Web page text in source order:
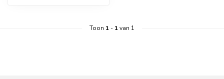
Toon 1- 1van 1